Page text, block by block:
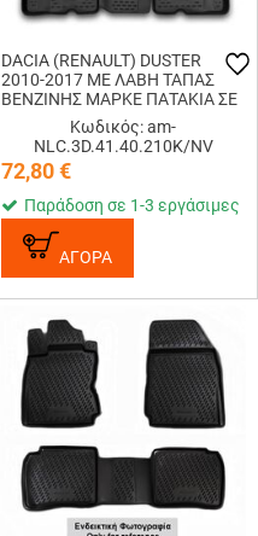
DACIA (RENAULT) DUSTER
2010-2017 ΜΕ ΛΑΒΗ ΤΑΠΑΣ
ΒΕΝΖΙΝΗΣ ΜΑΡΚΕ ΠΑΤΑΚΙΑ ΣΕ
ΣΚΑΦΗ NOVLINE (ΜΑΥΡΟ) - 4
ΤΕΜ.
Κωδικός: am-
NLC.3D.41.40.210K/NV
72,80€
Παράδοση σε 1-3 εργάσιμες
ΑΓΟΡΑ